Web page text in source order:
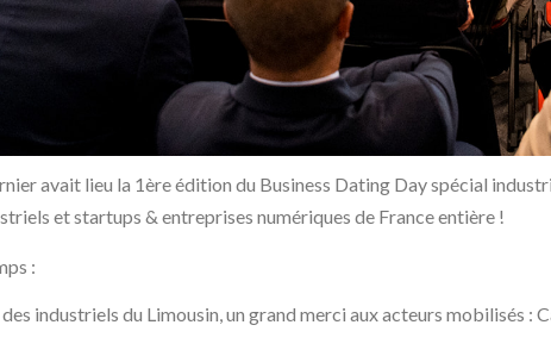
avait lieu la 1ère édition du Business Dating Day spécial
et startups & entreprises numériques de France entière !
:
industriels du Limousin, un grand merci aux acteurs mobilisés :